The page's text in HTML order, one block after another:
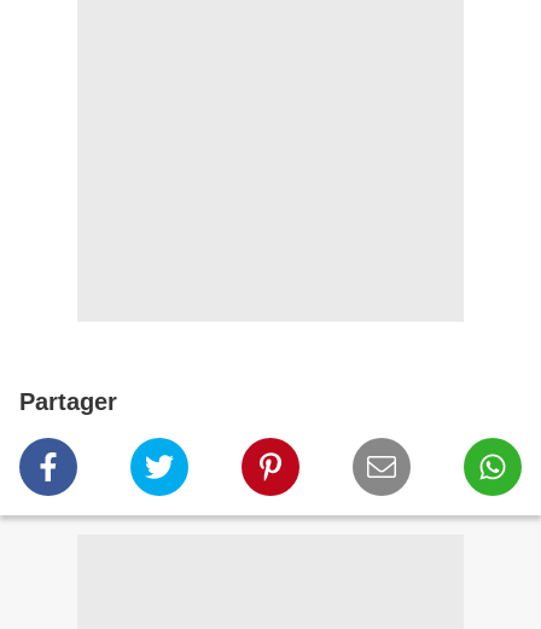
Partager